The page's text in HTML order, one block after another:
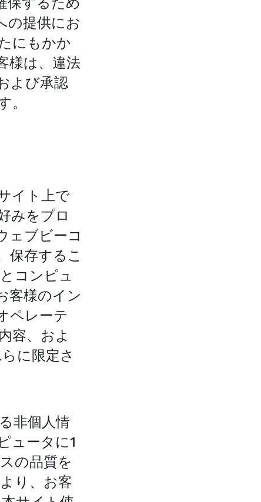
保するため
の提供にお
にもかか
様は、違法
よび承認
。
イト上で
みをプロ
ェブビーコ
保存するこ
コンピュ
客様のイン
ペレーテ
容、およ
に限定さ
非個人情
ュータに1
の品質を
り、お客